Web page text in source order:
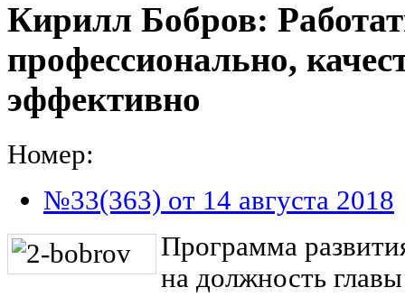
Кирилл Бобров:
профессионально,
эффективно
Номер:
№33(363) от 14 августа 2018
Программа
на должность